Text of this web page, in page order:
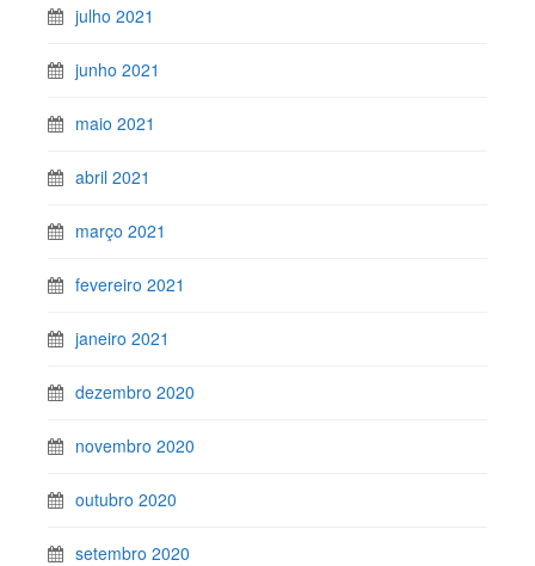
julho 2021
junho 2021
maio 2021
abril 2021
março 2021
fevereiro 2021
janeiro 2021
dezembro 2020
novembro 2020
outubro 2020
setembro 2020